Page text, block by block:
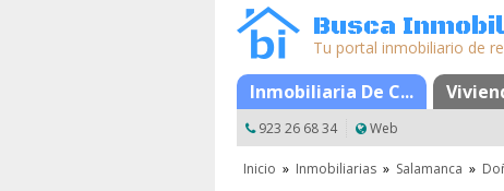
Busca
Tu portal inmobiliario de
Inmobiliaria De C...
MapaFavoritos
923 26 68 34 Web
Inicio » Inmobiliarias » Salamanca »